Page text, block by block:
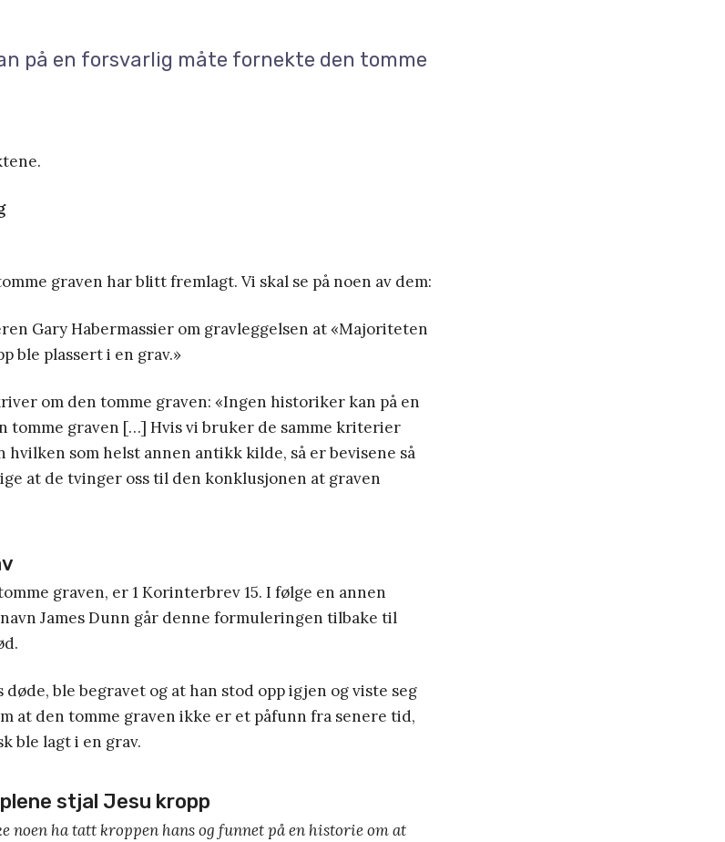
på en forsvarlig måte fornekte den tomme
graven har blitt fremlagt. Vi skal se på noen av dem:
Gary Habermassier om gravleggelsen at «Majoriteten
ble plassert i en grav.»
om den tomme graven: «Ingen historiker kan på en
tomme graven […] Hvis vi bruker de samme kriterier
hvilken som helst annen antikk kilde, så er bevisene så
at de tvinger oss til den konklusjonen at graven
graven, er 1 Korinterbrev 15. I følge en annen
James Dunn går denne formuleringen tilbake til
ble begravet og at han stod opp igjen og viste seg
at den tomme graven ikke er et påfunn fra senere tid,
ble lagt i en grav.
stjal Jesu kropp
noen ha tatt kroppen hans og funnet på en historie om at